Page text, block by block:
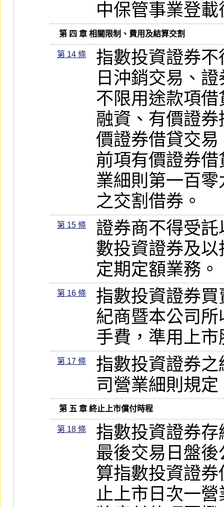
中保管事業登
   第 四 章 相關限制、費用及結算交割
第 14 條
指數投資證券
日沖銷交易、
不限用途款項
融資、有價證
價證券借貸交
前項有價證券
業細則第一百
之交割借券。
第 15 條
證券商不得受
數投資證券及
定期定額業務。
第 16 條
指數投資證券
紀商暨本公司
手費，準用上
第 17 條
指數投資證券
司營業細則規定
   第 五 章 終止上市償付時程
第 18 條
指數投資證券
最後交易日盤
算指數投資證
止上市日次一